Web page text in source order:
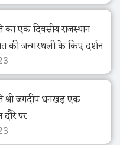
का एक दिवसीय राजस्थान
की जन्मस्थली के किए दर्शन
श्री जगदीप धनखड़ एक
दौरे पर